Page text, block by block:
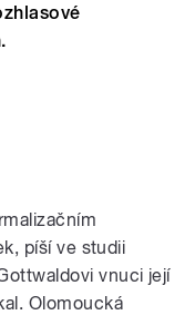
píší ve studii
vnuci její
Olomoucká